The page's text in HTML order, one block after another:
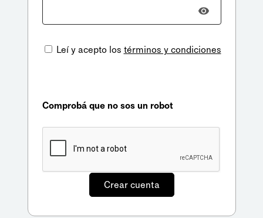
Leí y acepto los términos y condiciones
Comprobá que no sos un robot